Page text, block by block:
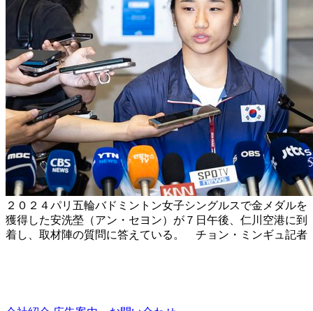
２０２４パリ五輪バドミントン女子シングルスで金メダルを
獲得した安洗塋（アン・セヨン）が７日午後、仁川空港に到
着し、取材陣の質問に答えている。 チョン・ミンギュ記者